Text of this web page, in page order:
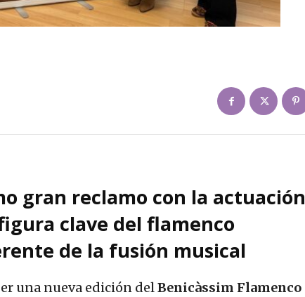
gran reclamo con la actuación
clave del flamenco
de la fusión musical
una nueva edición delBenicàssim Flamenco